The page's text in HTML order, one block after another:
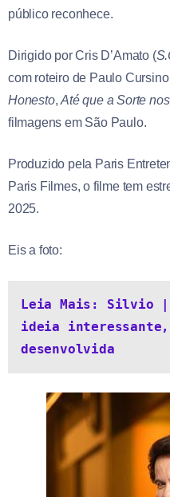
público reconhece.
Dirigido por Cris D’Amato (
com roteiro de Paulo
Honesto,Até que a Sorte
filmagens em São Paulo.
Produzido pela Paris
Paris Filmes, o filme tem
2025.
Eis a foto:
Leia Mais: Silvio |
ideia interessante,
desenvolvida